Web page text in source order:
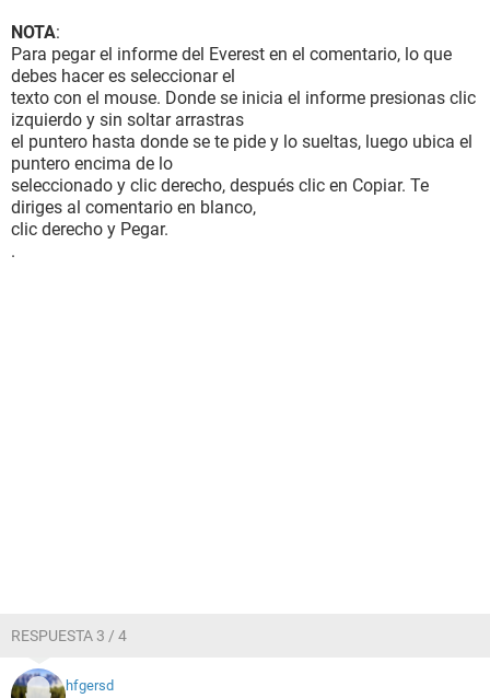
NOTA:
Para pegar el informe del Everest en el comentario, lo que
debes hacer es seleccionar el
texto con el mouse. Donde se inicia el informe presionas clic
izquierdo y sin soltar arrastras
el puntero hasta donde se te pide y lo sueltas, luego ubica el
puntero encima de lo
seleccionado y clic derecho, después clic en Copiar. Te
diriges al comentario en blanco,
clic derecho y Pegar.
.
RESPUESTA 3 / 4
hfgersd